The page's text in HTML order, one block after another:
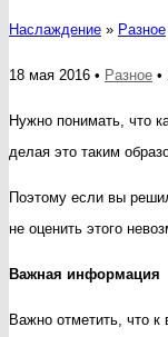
Наслаждение » Разное
18 мая 2016 • Разное •
Нужно понимать, что
делая это таким
Поэтому если вы
не оценить этого
Важная информация
Важно отметить, что к